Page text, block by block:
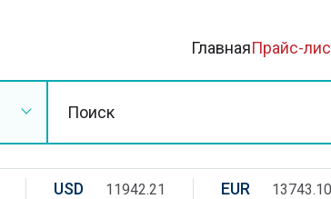
ГлавнаяПрайс-
USD 11942.21 EUR 13743.10